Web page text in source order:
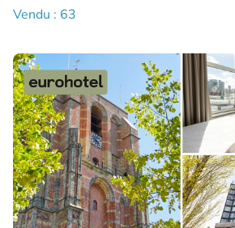
Vendu : 63